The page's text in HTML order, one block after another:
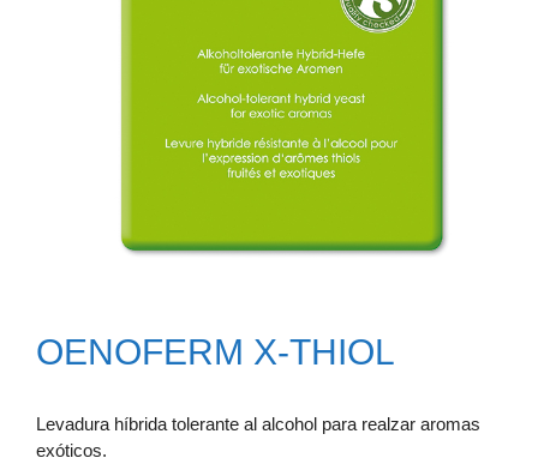
OENOFERM X-THIOL
Levadura híbrida tolerante al alcohol para realzar aromas
exóticos.